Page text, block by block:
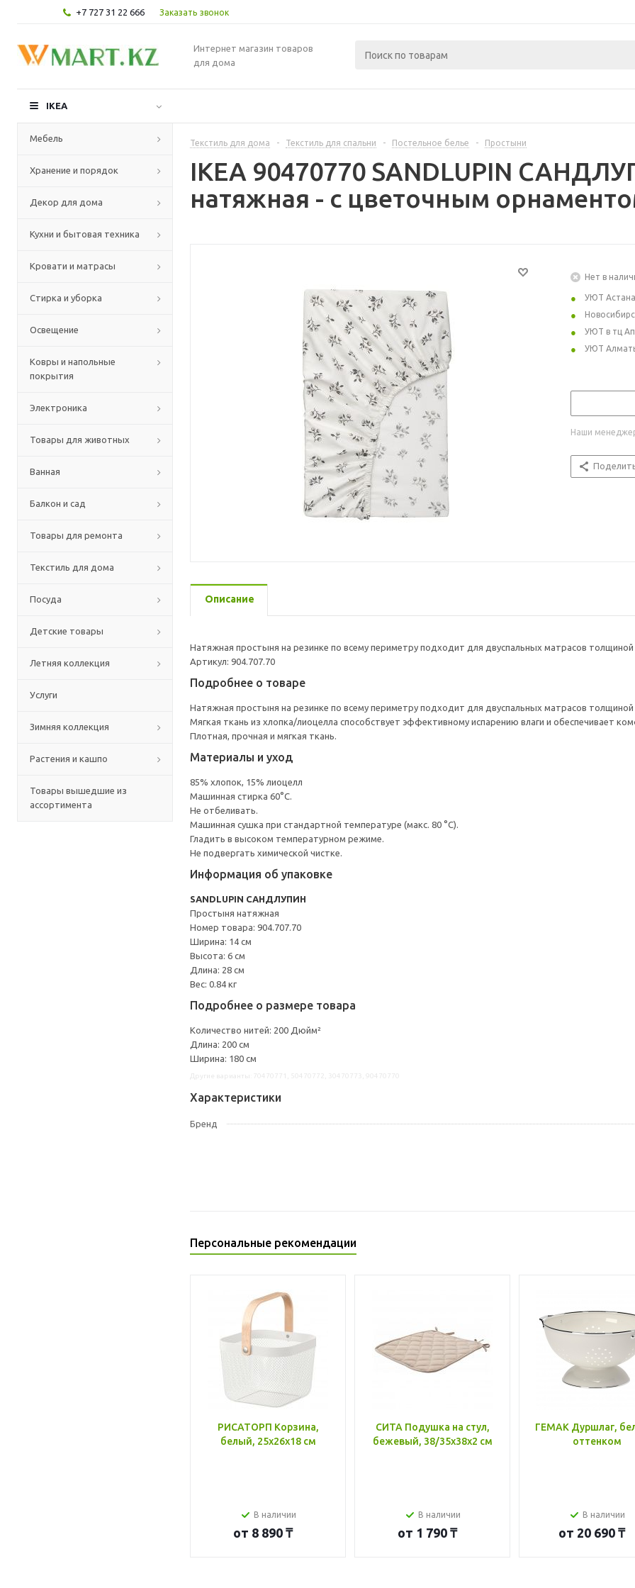
+7 727 31 22 666 Заказать звонок
Интернет магазин товаров
для дома
IKEA
Мебель
Хранение и порядок
Декор для дома
Кухни и бытовая техника
Кровати и матрасы
Стирка и уборка
Освещение
Ковры и напольные
покрытия
Электроника
Товары для животных
Ванная
Балкон и сад
Товары для ремонта
Текстиль для дома
Посуда
Детские товары
Летняя коллекция
Услуги
Зимняя коллекция
Растения и кашпо
Товары вышедшие из
ассортимента
Текстиль для дома - Текстиль для спальни - Постельное белье - Простыни
IKEA 90470770 SANDLUPIN
натяжная - с цветочным
Нет в
УЮТ Астана
УЮТ в тц
УЮТ
Наши
Описание
Натяжная простыня на резинке по всему периметру подходит для двуспальных матрасов
Артикул: 904.707.70
Подробнее о товаре
Натяжная простыня на резинке по всему периметру подходит для двуспальных матрасов
Мягкая ткань из хлопка/лиоцелла способствует эффективному испарению влаги и обеспечивает
Плотная, прочная и мягкая ткань.
Материалы и уход
85% хлопок, 15% лиоцелл
Машинная стирка 60°С.
Не отбеливать.
Машинная сушка при стандартной температуре (макс. 80 °C).
Гладить в высоком температурном режиме.
Не подвергать химической чистке.
Информация об упаковке
SANDLUPIN САНДЛУПИН
Простыня натяжная
Номер товара: 904.707.70
Ширина: 14 см
Высота: 6 см
Длина: 28 см
Вес: 0.84 кг
Подробнее о размере товара
Количество нитей: 200 Дюйм²
Длина: 200 см
Ширина: 180 см
Характеристики
Бренд
Персональные рекомендации
РИСАТОРП Корзина,
белый, 25x26x18 см
В наличии
от 8 890 ₸
СИТА Подушка на стул,
бежевый, 38/35x38x2 см
В наличии
от 1 790 ₸
ГЕМАК Дуршлаг,
оттенком
В наличии
от 20 690 ₸